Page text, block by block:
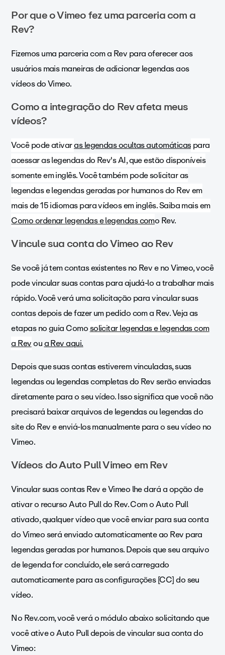
Por que o Vimeo fez uma parceria com a
Rev?
Fizemos uma parceria com a Rev para oferecer aos
usuários mais maneiras de adicionar legendas aos
vídeos do Vimeo.
Como a integração do Rev afeta meus
vídeos?
Você pode ativaras legendas ocultas automáticaspara
acessar as legendas do Rev's AI, que estão disponíveis
somente em inglês. Você também pode solicitar as
legendas e legendas geradas por humanos do Rev em
mais de 15 idiomas para vídeos em inglês. Saiba mais em
Como ordenar legendas e legendas como Rev.
Vincule sua conta do Vimeo ao Rev
Se você já tem contas existentes no Rev e no Vimeo, você
pode vincular suas contas para ajudá-lo a trabalhar mais
rápido. Você verá uma solicitação para vincular suas
contas depois de fazer um pedido com a Rev. Veja as
etapas no guia Comosolicitar legendas e legendas com
a Revoua Rev aqui.
Depois que suas contas estiverem vinculadas, suas
legendas ou legendas completas do Rev serão enviadas
diretamente para o seu vídeo. Isso significa que você não
precisará baixar arquivos de legendas ou legendas do
site do Rev e enviá-los manualmente para o seu vídeo no
Vimeo.
Vídeos do Auto Pull Vimeo em Rev
Vincular suas contas Rev e Vimeo lhe dará a opção de
ativar o recurso Auto Pull do Rev. Com o Auto Pull
ativado, qualquer vídeo que você enviar para sua conta
do Vimeo será enviado automaticamente ao Rev para
legendas geradas por humanos. Depois que seu arquivo
de legenda for concluído, ele será carregado
automaticamente para as configurações [CC] do seu
vídeo.
No Rev.com, você verá o módulo abaixo solicitando que
você ative o Auto Pull depois de vincular sua conta do
Vimeo: